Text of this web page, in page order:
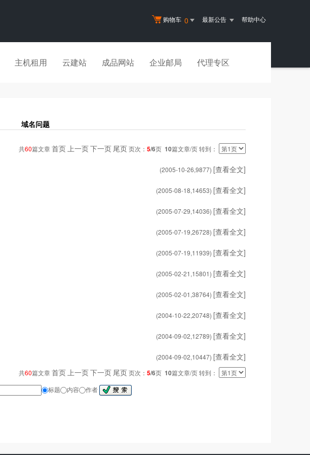
购物车 0 最新公告 帮助中心
主机租用 云建站 成品网站 企业邮局 代理专区
域名问题
共60篇文章首页上一页下一页 尾页页次： 5/6页 10篇文章/页 转到：
(2005-10-26,9877) [查看全文]
(2005-08-18,14653) [查看全文]
(2005-07-29,14036) [查看全文]
(2005-07-19,26728) [查看全文]
(2005-07-19,11939) [查看全文]
(2005-02-21,15801) [查看全文]
(2005-02-01,38764) [查看全文]
(2004-10-22,20748) [查看全文]
(2004-09-02,12789) [查看全文]
(2004-09-02,10447) [查看全文]
共60篇文章首页上一页下一页 尾页页次： 5/6页 10篇文章/页 转到：
标题 内容 作者